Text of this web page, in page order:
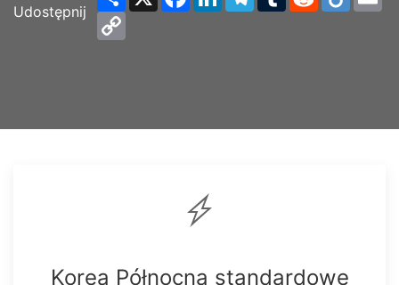
Udostępnij
Korea Północna standardowe